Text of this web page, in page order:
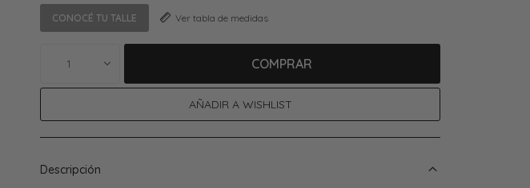
CONOCÉ TU TALLE Ver tabla de medidas
1 COMPRAR
Descripción